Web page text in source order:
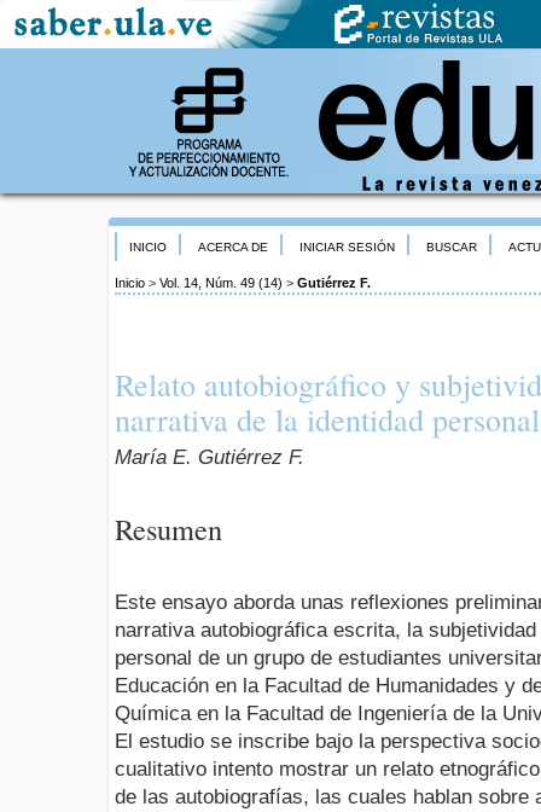
INICIO ACERCA DE INICIAR SESIÓN BUSCAR
Inicio > Vol. 14, Núm. 49 (14) > Gutiérrez F.
Relato autobiográfico y
narrativa de la identidad
María E. Gutiérrez F.
Resumen
Este ensayo aborda unas reflexiones
narrativa autobiográfica escrita, la
personal de un grupo de estudiantes
Educación en la Facultad de Humanidades y
Química en la Facultad de Ingeniería de la
El estudio se inscribe bajo la perspectiva
cualitativo intento mostrar un relato
de las autobiografías, las cuales hablan sobre